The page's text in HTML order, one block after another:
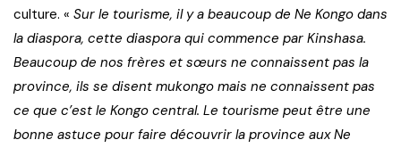
culture. « Sur le tourisme, il y a beaucoup de Ne Kongo dans
la diaspora, cette diaspora qui commence par Kinshasa.
Beaucoup de nos frères et sœurs ne connaissent pas la
province, ils se disent mukongo mais ne connaissent pas
ce que c’est le Kongo central. Le tourisme peut être une
bonne astuce pour faire découvrir la province aux Ne